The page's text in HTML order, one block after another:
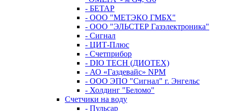
- БЕТАР
- ООО "МЕТЭКО ГМБХ"
- ООО "ЭЛЬСТЕР Газэлектроника"
- Сигнал
- ЦИТ-Плюс
- Счетприбор
- DIO TECH (ДИОТЕХ)
- АО «Газдевайс» NPM
- ООО ЭПО "Сигнал" г. Энгельс
- Холдинг "Беломо"
Счетчики на воду
- Пульсар